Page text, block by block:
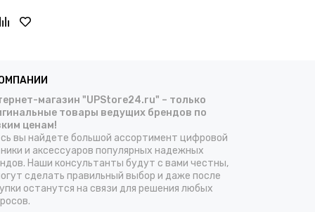
магазин "UPStore24.ru" – только
товары ведущих брендов по
ценам!
вы найдете большой ассортимент цифровой
и аксессуаров популярных надежных
Наши консультанты будут с вами честны,
сделать правильный выбор и даже после
останутся на связи для решения любых